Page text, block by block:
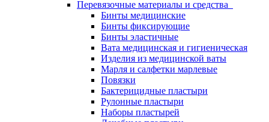
Перевязочные материалы и средства
Бинты медицинские
Бинты фиксирующие
Бинты эластичные
Вата медицинская и гигиеническая
Изделия из медицинской ваты
Марля и салфетки марлевые
Повязки
Бактерицидные пластыри
Рулонные пластыри
Наборы пластырей